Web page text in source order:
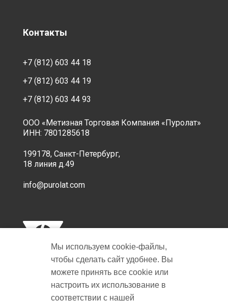
Контакты
+7 (812) 603 44 18
+7 (812) 603 44 19
+7 (812) 603 44 93
ООО «Метизная Торговая Компания «Пуролат»
ИНН: 7801285618
199178, Санкт-Петербург,
18 линия д.49
info@purolat.com
Copyright © 2001-2026 Пуролат.
Мы используем cookie‑файлы,
чтобы сделать сайт удобнее. Вы
можете принять все cookie или
настроить их использование в
соответствии с нашей